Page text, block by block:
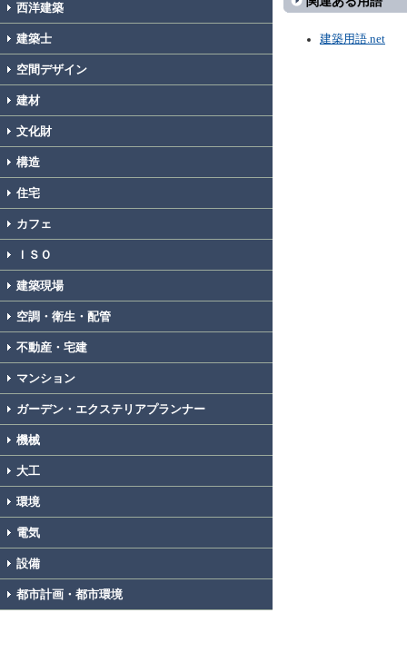
西洋建築
建築士
空間デザイン
建材
文化財
構造
住宅
カフェ
ＩＳＯ
建築現場
空調・衛生・配管
不動産・宅建
マンション
ガーデン・エクステリアプランナー
機械
大工
環境
電気
設備
都市計画・都市環境
建築用語.net